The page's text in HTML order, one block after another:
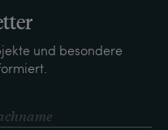
und besondere